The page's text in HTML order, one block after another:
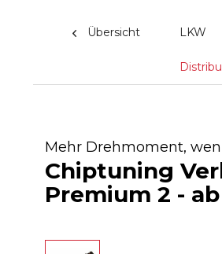
Übersicht LKW
Mehr Drehmoment,
Chiptuning
Premium 2 -